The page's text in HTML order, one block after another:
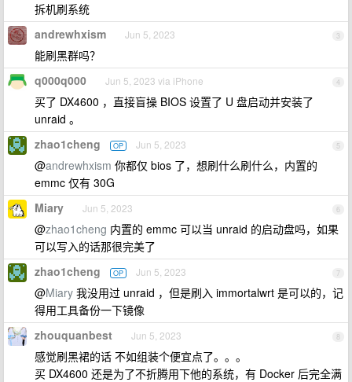
拆机刷系统
3
andrewhxism Jun 5, 2023
能刷黑群吗？
4
q000q000 Jun 5, 2023 via iPhone
买了 DX4600 ，直接盲操 BIOS 设置了 U 盘启动并安装了
unraid 。
5
zhao1cheng OP Jun 5, 2023
@andrewhxism 你都仅 bios 了，想刷什么刷什么，内置的
emmc 仅有 30G
6
Miary Jun 5, 2023
@zhao1cheng 内置的 emmc 可以当 unraid 的启动盘吗，如果
可以写入的话那很完美了
7
zhao1cheng OP Jun 5, 2023
@Miary 我没用过 unraid ，但是刷入 immortalwrt 是可以的，记
得用工具备份一下镜像
8
zhouquanbest Jun 5, 2023
感觉刷黑裙的话 不如组装个便宜点了。。。
买 DX4600 还是为了不折腾用下他的系统，有 Docker 后完全满